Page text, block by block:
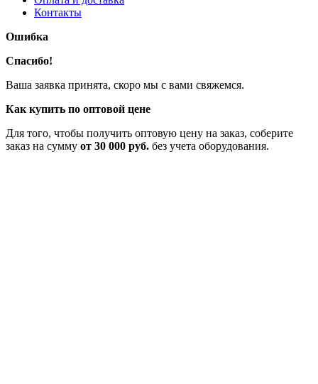
Контакты
Ошибка
Спасибо!
Ваша заявка принята, скоро мы с вами свяжемся.
Как купить по оптовой цене
Для того, чтобы получить оптовую цену на заказ, соберите
заказ на сумму от 30 000 руб. без учета оборудования.